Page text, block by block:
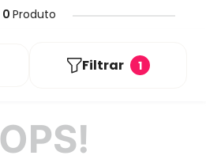
0 Produto
Filtrar 1